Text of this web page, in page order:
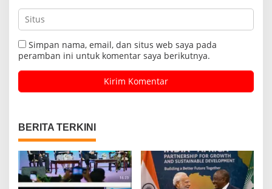
Simpan nama, email, dan situs web saya pada
peramban ini untuk komentar saya berikutnya.
BERITA TERKINI